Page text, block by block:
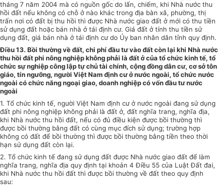
tháng 7 năm 2004 mà có nguồn gốc do lấn, chiếm, khi Nhà nước thu
hồi đất nếu không có chỗ ở nào khác trong địa bàn xã, phường, thị
trấn nơi có đất bị thu hồi thì được Nhà nước giao đất ở mới có thu tiền
sử dụng đất hoặc bán nhà ở tái định cư. Giá đất ở tính thu tiền sử
dụng đất, giá bán nhà ở tái định cư do Ủy ban nhân dân tỉnh quy định.
Điều 13. Bồi thường về đất, chi phí đầu tư vào đất còn lại khi Nhà nước
thu hồi đất phi nông nghiệp không phải là đất ở của tổ chức kinh tế, tổ
chức sự nghiệp công lập tự chủ tài chính, cộng đồng dân cư, cơ sở tôn
giáo, tín ngưỡng, người Việt Nam định cư ở nước ngoài, tổ chức nước
ngoài có chức năng ngoại giao, doanh nghiệp có vốn đầu tư nước
ngoài
1. Tổ chức kinh tế, người Việt Nam định cư ở nước ngoài đang sử dụng
đất phi nông nghiệp không phải là đất ở, đất nghĩa trang, nghĩa địa,
khi Nhà nước thu hồi đất, nếu có đủ điều kiện được bồi thường thì
được bồi thường bằng đất có cùng mục đích sử dụng; trường hợp
không có đất để bồi thường thì được bồi thường bằng tiền theo thời
hạn sử dụng đất còn lại.
2. Tổ chức kinh tế đang sử dụng đất được Nhà nước giao đất để làm
nghĩa trang, nghĩa địa quy định tại khoản 4 Điều 55 của Luật Đất đai,
khi Nhà nước thu hồi đất thì được bồi thường về đất theo quy định
sau: